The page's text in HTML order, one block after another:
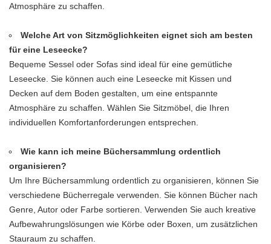
Atmosphäre zu schaffen.
Welche Art von Sitzmöglichkeiten eignet sich am besten
für eine Leseecke?
Bequeme Sessel oder Sofas sind ideal für eine gemütliche
Leseecke. Sie können auch eine Leseecke mit Kissen und
Decken auf dem Boden gestalten, um eine entspannte
Atmosphäre zu schaffen. Wählen Sie Sitzmöbel, die Ihren
individuellen Komfortanforderungen entsprechen.
Wie kann ich meine Büchersammlung ordentlich
organisieren?
Um Ihre Büchersammlung ordentlich zu organisieren, können Sie
verschiedene Bücherregale verwenden. Sie können Bücher nach
Genre, Autor oder Farbe sortieren. Verwenden Sie auch kreative
Aufbewahrungslösungen wie Körbe oder Boxen, um zusätzlichen
Stauraum zu schaffen.